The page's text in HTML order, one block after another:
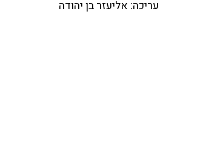
עריכה: אליעזר בן יהודה